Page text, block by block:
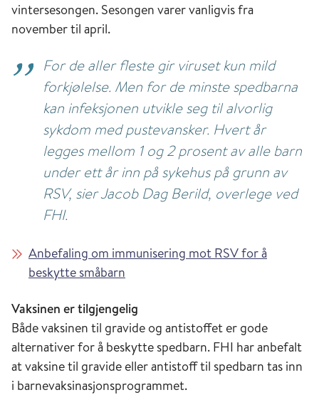
vintersesongen. Sesongen varer vanligvis fra
november til april.
For de aller fleste gir viruset kun mild
forkjølelse. Men for de minste spedbarna
kan infeksjonen utvikle seg til alvorlig
sykdom med pustevansker. Hvert år
legges mellom 1 og 2 prosent av alle barn
under ett år inn på sykehus på grunn av
RSV, sier Jacob Dag Berild, overlege ved
FHI.
Anbefaling om immunisering mot RSV for å
beskytte småbarn
Vaksinen er tilgjengelig
Både vaksinen til gravide og antistoffet er gode
alternativer for å beskytte spedbarn. FHI har anbefalt
at vaksine til gravide eller antistoff til spedbarn tas inn
i barnevaksinasjonsprogrammet.